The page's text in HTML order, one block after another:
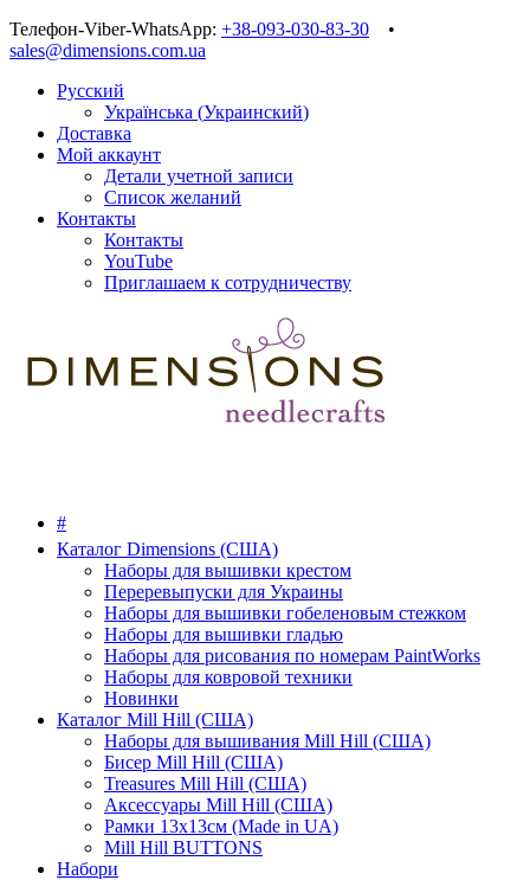
Телефон-Viber-WhatsApp: +38-093-030-83-30 •
sales@dimensions.com.ua
Русский
Українська (Украинский)
Доставка
Мой аккаунт
Детали учетной записи
Список желаний
Контакты
Контакты
YouTube
Приглашаем к сотрудничеству
#
Каталог Dimensions (США)
Наборы для вышивки крестом
Переревыпуски для Украины
Наборы для вышивки гобеленовым стежком
Наборы для вышивки гладью
Наборы для рисования по номерам PaintWorks
Наборы для ковровой техники
Новинки
Каталог Mill Hill (США)
Наборы для вышивания Mill Hill (США)
Бисер Mill Hill (США)
Treasures Mill Hill (США)
Аксессуары Mill Hill (США)
Рамки 13х13см (Made in UA)
Mill Hill BUTTONS
Набори